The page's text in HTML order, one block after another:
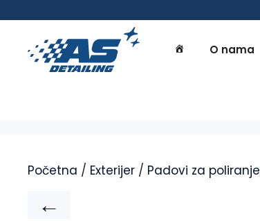
O nama
Početna / Exterijer / Padovi za poliranje
←